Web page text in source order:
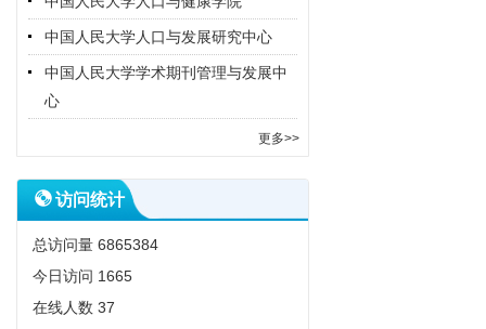
中国人民大学人口与发展研究中心
中国人民大学学术期刊管理与发展中
心
更多>>
访问统计
总访问量 6865384
今日访问 1665
在线人数 37